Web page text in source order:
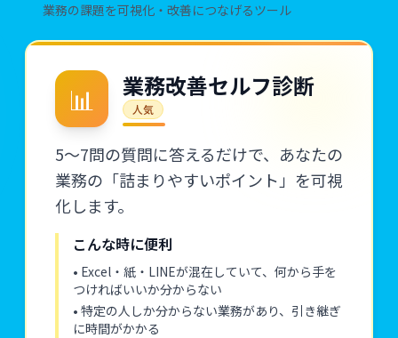
業務の課題を可視化・改善につなげるツール
📊 業務改善セルフ診断
人気
5〜7問の質問に答えるだけで、あなたの
業務の「詰まりやすいポイント」を可視
化します。
こんな時に便利
• Excel・紙・LINEが混在していて、何から手を
つければいいか分からない
• 特定の人しか分からない業務があり、引き継ぎ
に時間がかかる